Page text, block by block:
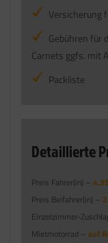
Versicherung
Gebühren für
Carnets ggfs. mit
Packliste
Detaillierte
Preis Fahrer(in) –
Preis Beifahrer(in) –
Einzelzimmer-
Mietmotorrad – auf